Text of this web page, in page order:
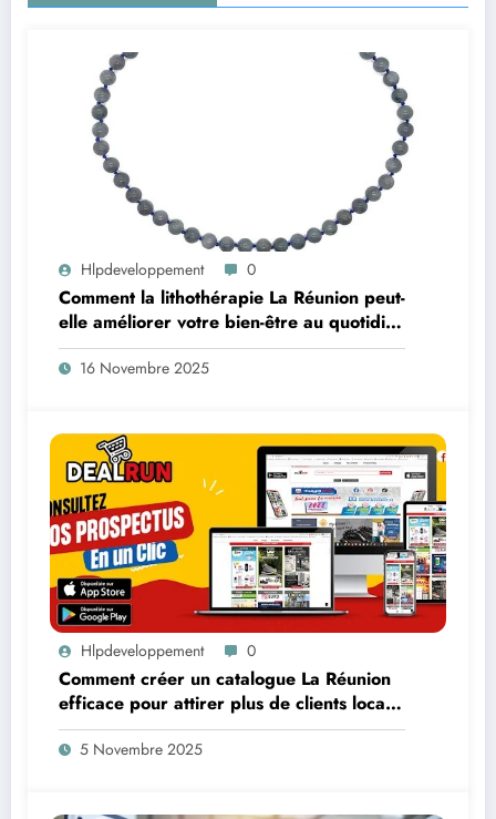
Hlpdeveloppement 0
Comment la lithothérapie La Réunion peut-
elle améliorer votre bien-être au quotidien
grâce aux pierres naturelles ?
16 Novembre 2025
Hlpdeveloppement 0
Comment créer un catalogue La Réunion
efficace pour attirer plus de clients locaux
?
5 Novembre 2025